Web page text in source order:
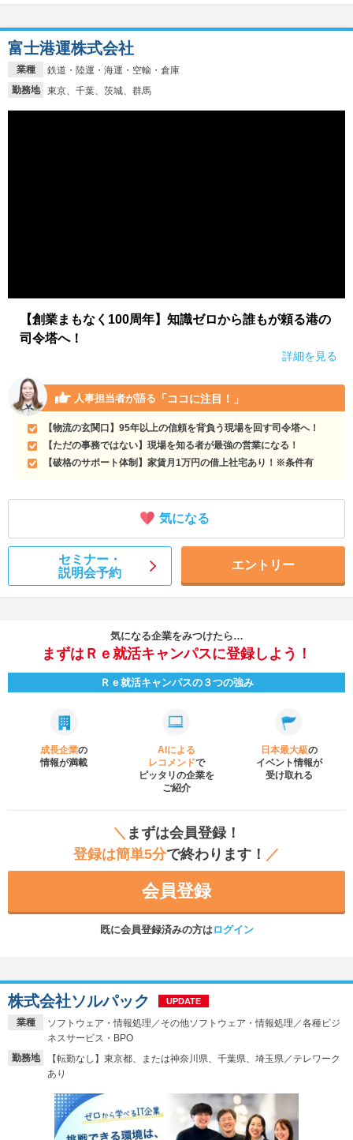
業種
鉄道・陸運・海運・空輸・倉庫
勤務地
東京、千葉、茨城、群馬
富士港運株式会社
【創業まもなく100周年】知識ゼロから誰もが頼る港の
司令塔へ！
詳細を見る
人事担当者が語る 「ココに注目！」
【物流の玄関口】95年以上の信頼を背負う現場を回す司令塔へ！
【ただの事務ではない】現場を知る者が最強の営業になる！
【破格のサポート体制】家賃月1万円の借上社宅あり！※条件有
気になる
セミナー・
説明会予約
エントリー
気になる企業をみつけたら…
まずはＲｅ就活キャンパスに登録しよう！
Ｒｅ就活キャンパスの３つの強み
成長企業の
情報が満載
AIによる
レコメンドで
ピッタリの企業を
ご紹介
日本最大級の
イベント情報が
受け取れる
＼ まずは会員登録！
登録は簡単5分で終わります！ ／
会員登録
既に会員登録済みの方はログイン
業種
ソフトウェア・情報処理／その他ソフトウェア・情報処理／各種ビジ
ネスサービス・BPO
勤務地
【転勤なし】東京都、または神奈川県、千葉県、埼玉県／テレワーク
あり
株式会社ソルパック UPDATE